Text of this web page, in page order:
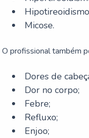
Micose.
O profissional também
Dores de
Dor no corpo;
Febre;
Refluxo;
Enjoo;